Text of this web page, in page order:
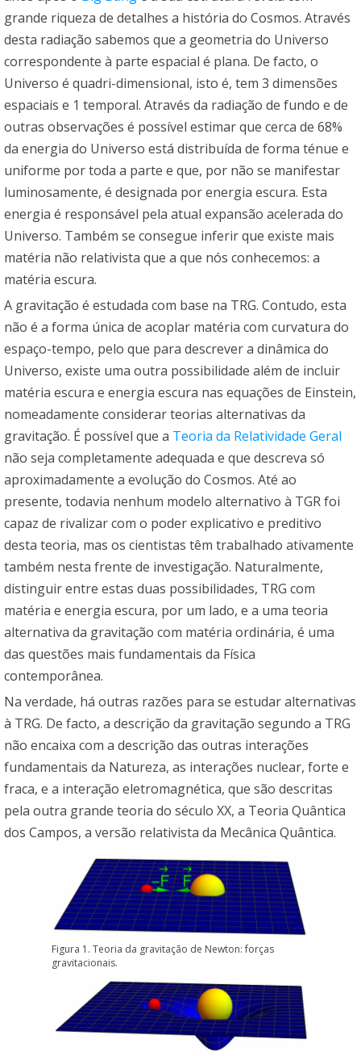
grande riqueza de detalhes a história do Cosmos. Através
desta radiação sabemos que a geometria do Universo
correspondente à parte espacial é plana. De facto, o
Universo é quadri-dimensional, isto é, tem 3 dimensões
espaciais e 1 temporal. Através da radiação de fundo e de
outras observações é possível estimar que cerca de 68%
da energia do Universo está distribuída de forma ténue e
uniforme por toda a parte e que, por não se manifestar
luminosamente, é designada por energia escura. Esta
energia é responsável pela atual expansão acelerada do
Universo. Também se consegue inferir que existe mais
matéria não relativista que a que nós conhecemos: a
matéria escura.
A gravitação é estudada com base na TRG. Contudo, esta
não é a forma única de acoplar matéria com curvatura do
espaço-tempo, pelo que para descrever a dinâmica do
Universo, existe uma outra possibilidade além de incluir
matéria escura e energia escura nas equações de Einstein,
nomeadamente considerar teorias alternativas da
gravitação. É possível que a Teoria da Relatividade Geral
não seja completamente adequada e que descreva só
aproximadamente a evolução do Cosmos. Até ao
presente, todavia nenhum modelo alternativo à TGR foi
capaz de rivalizar com o poder explicativo e preditivo
desta teoria, mas os cientistas têm trabalhado ativamente
também nesta frente de investigação. Naturalmente,
distinguir entre estas duas possibilidades, TRG com
matéria e energia escura, por um lado, e a uma teoria
alternativa da gravitação com matéria ordinária, é uma
das questões mais fundamentais da Física
contemporânea.
Na verdade, há outras razões para se estudar alternativas
à TRG. De facto, a descrição da gravitação segundo a TRG
não encaixa com a descrição das outras interações
fundamentais da Natureza, as interações nuclear, forte e
fraca, e a interação eletromagnética, que são descritas
pela outra grande teoria do século XX, a Teoria Quântica
dos Campos, a versão relativista da Mecânica Quântica.
Figura 1. Teoria da gravitação de Newton: forças
gravitacionais.